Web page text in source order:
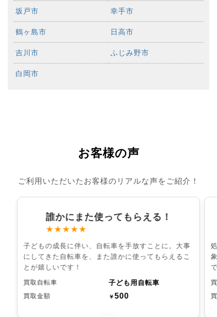
坂戸市 幸手市
鶴ヶ島市 日高市
吉川市 ふじみ野市
白岡市
お客様の声
ご利用いただいたお客様のリアルな声をご紹介！
誰かにまた使ってもらえる！
★★★★★
子どもの成長に伴い、自転車を手放すことに。大事
にしてきた自転車を、また誰かに使ってもらえるこ
とが嬉しいです！
買取自転車 子ども用自転車
買取金額 ￥500